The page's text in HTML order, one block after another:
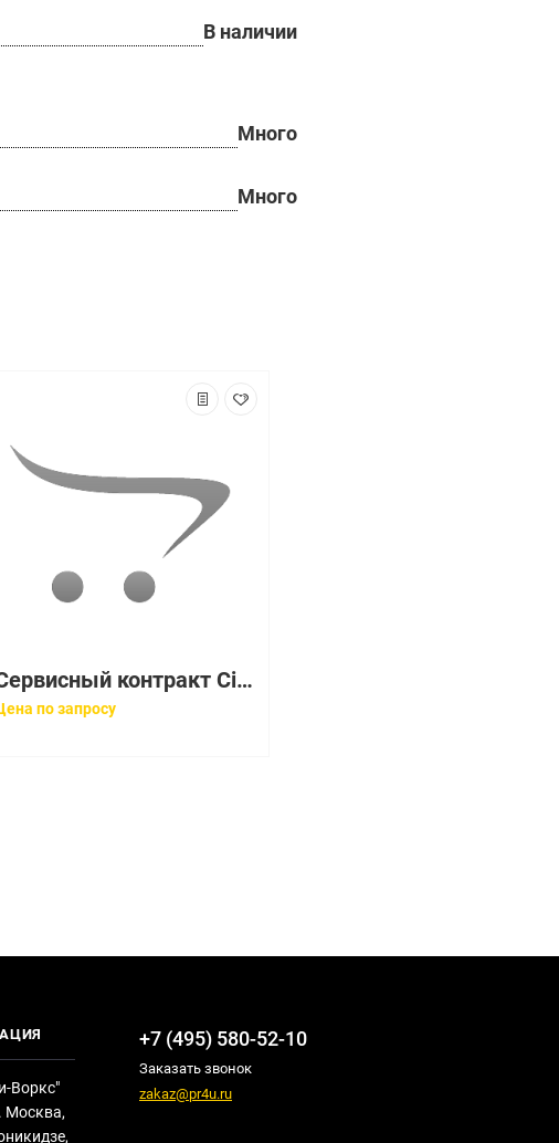
В наличии
Много
Много
Сервисный контракт Cisco CON-3SNT-2951SEC
по запросу
Воркс"
Москва,
+7 (495) 580-52-10
Заказать звонок
zakaz@pr4u.ru